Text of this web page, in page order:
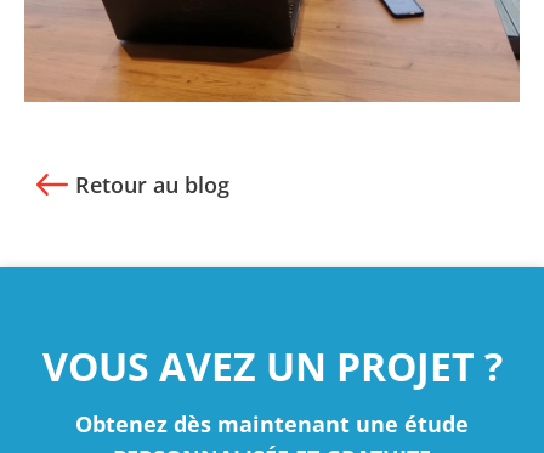
Retour au blog
VOUS AVEZ UN PROJET ?
Obtenez dès maintenant une étude